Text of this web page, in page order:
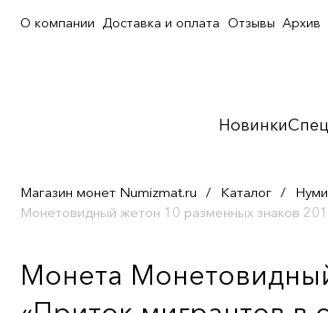
Новинки
О компании Доставка и оплата Отзывы Архив
Магазин монет Numizmat.ru / Каталог /
Монетовидный жетон 10 разменных знаков
Монета